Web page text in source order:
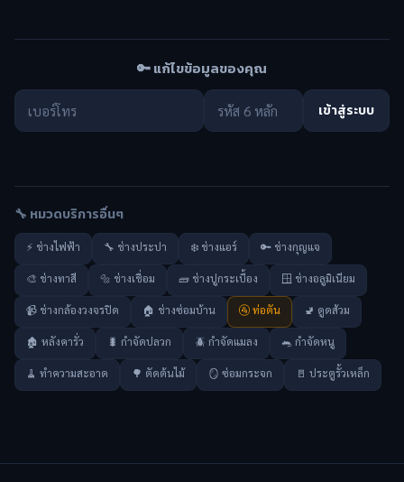
🔑 แก้ไขข้อมูลของคุณ
เข้าสู่ระบบ
🔧 หมวดบริการอื่นๆ
⚡ ช่างไฟฟ้า 🔧 ช่างประปา ❄️ ช่างแอร์ 🔑 ช่างกุญแจ
🎨 ช่างทาสี 🔩 ช่างเชื่อม 🧱 ช่างปูกระเบื้อง 🪟 ช่างอลูมิเนียม
📹 ช่างกล้องวงจรปิด 🏠 ช่างซ่อมบ้าน 🚰 ท่อตัน 🚽 ดูดส้วม
🏚️ หลังคารั่ว 🐛 กำจัดปลวก 🪲 กำจัดแมลง 🐀 กำจัดหนู
🧹 ทำความสะอาด 🌳 ตัดต้นไม้ 🪞 ซ่อมกระจก 🚪 ประตูรั้วเหล็ก